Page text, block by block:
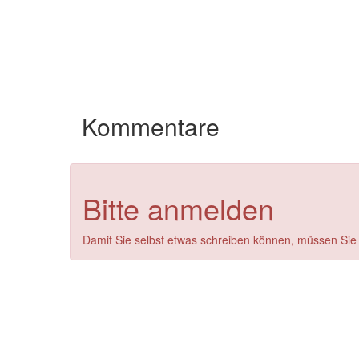
Kommentare
Bitte anmelden
Damit Sie selbst etwas schreiben können, müssen